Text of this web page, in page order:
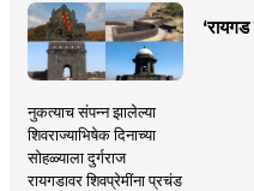
नुकत्याच संपन्न झालेल्या
शिवराज्याभिषेक दिनाच्या
सोहळ्याला दुर्गराज
रायगडावर शिवप्रेमींना प्रचंड